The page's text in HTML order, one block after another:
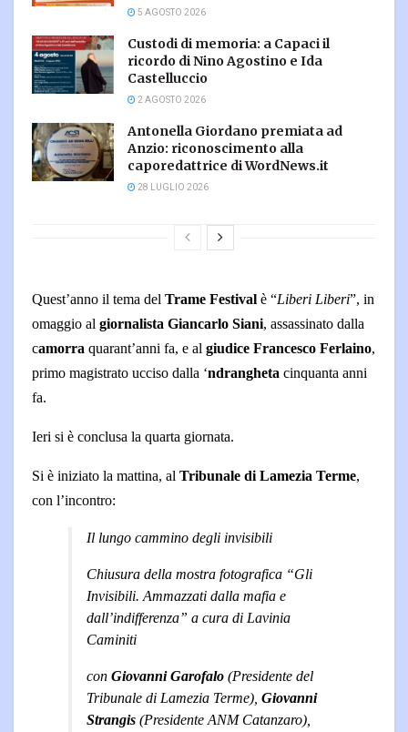
5 AGOSTO 2026
Custodi di memoria: a Capaci il
ricordo di Nino Agostino e Ida
Castelluccio
2 AGOSTO 2026
Antonella Giordano premiata ad
Anzio: riconoscimento alla
caporedattrice di WordNews.it
28 LUGLIO 2026
Quest’anno il tema del Trame Festival è “Liberi Liberi”, in
omaggio al giornalista Giancarlo Siani, assassinato dalla
camorra quarant’anni fa, e al giudice Francesco Ferlaino,
primo magistrato ucciso dalla ‘ndrangheta cinquanta anni
fa.
Ieri si è conclusa la quarta giornata.
Si è iniziato la mattina, al Tribunale di Lamezia Terme,
con l’incontro:
Il lungo cammino degli invisibili
Chiusura della mostra fotografica “Gli
Invisibili. Ammazzati dalla mafia e
dall’indifferenza” a cura di Lavinia
Caminiti
con Giovanni Garofalo (Presidente del
Tribunale di Lamezia Terme), Giovanni
Strangis (Presidente ANM Catanzaro),